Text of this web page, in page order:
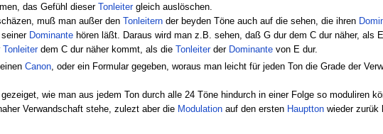
das Gefühl dieser Tonleitergleich auslöschen.
muß man außer denTonleitern der beyden Töne auch auf die sehen, die ihren
seiner Dominantehören läßt. Daraus wird man z.B. sehen, daß G dur dem C dur näher, als
Tonleiterdem C dur näher kommt, als die Tonleiterder Dominantevon E dur.
einenCanon, oder ein Formular gegeben, woraus man leicht für jeden Ton die Grade der
wie man aus jedem Ton durch alle 24 Töne hindurch in einer Folge so moduliren
Verwandschaft stehe, zulezt aber die Modulationauf den ersten Haupttonwieder zurük